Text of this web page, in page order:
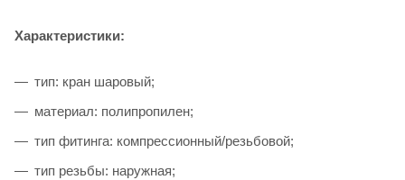
Характеристики:
тип: кран шаровый;
материал: полипропилен;
тип фитинга: компрессионный/резьбовой;
тип резьбы: наружная;